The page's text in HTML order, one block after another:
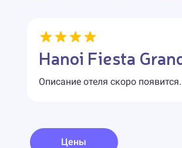
Hanoi Fiesta
Описание отеля скоро
Цены